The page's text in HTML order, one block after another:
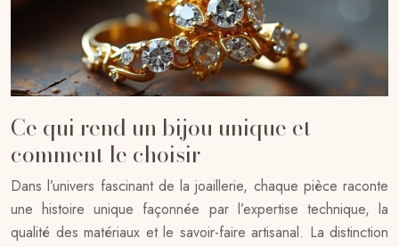
Ce qui rend un bijou unique et
comment le choisir
Dans l’univers fascinant de la joaillerie, chaque pièce raconte
une histoire unique façonnée par l’expertise technique, la
qualité des matériaux et le savoir-faire artisanal. La distinction